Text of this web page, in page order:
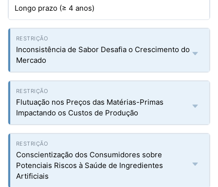
Longo prazo (≥ 4 anos)
Inconsistência de Sabor Desafia o Crescimento do
Mercado
Flutuação nos Preços das Matérias-Primas
Impactando os Custos de Produção
Conscientização dos Consumidores sobre
Potenciais Riscos à Saúde de Ingredientes
Artificiais